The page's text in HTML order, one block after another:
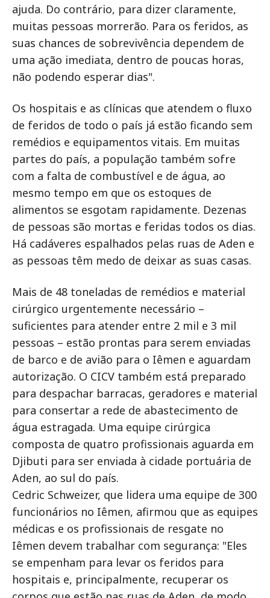
ajuda. Do contrário, para dizer claramente,
muitas pessoas morrerão. Para os feridos, as
suas chances de sobrevivência dependem de
uma ação imediata, dentro de poucas horas,
não podendo esperar dias".
Os hospitais e as clínicas que atendem o fluxo
de feridos de todo o país já estão ficando sem
remédios e equipamentos vitais. Em muitas
partes do país, a população também sofre
com a falta de combustível e de água, ao
mesmo tempo em que os estoques de
alimentos se esgotam rapidamente. Dezenas
de pessoas são mortas e feridas todos os dias.
Há cadáveres espalhados pelas ruas de Aden e
as pessoas têm medo de deixar as suas casas.
Mais de 48 toneladas de remédios e material
cirúrgico urgentemente necessário –
suficientes para atender entre 2 mil e 3 mil
pessoas – estão prontas para serem enviadas
de barco e de avião para o Iêmen e aguardam
autorização. O CICV também está preparado
para despachar barracas, geradores e material
para consertar a rede de abastecimento de
água estragada. Uma equipe cirúrgica
composta de quatro profissionais aguarda em
Djibuti para ser enviada à cidade portuária de
Aden, ao sul do país.
Cedric Schweizer, que lidera uma equipe de 300
funcionários no Iêmen, afirmou que as equipes
médicas e os profissionais de resgate no
Iêmen devem trabalhar com segurança: "Eles
se empenham para levar os feridos para
hospitais e, principalmente, recuperar os